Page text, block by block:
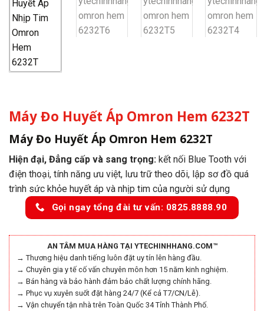
Máy Đo Huyết Áp Omron Hem 6232T
Máy Đo Huyết Áp Omron Hem 6232T
Hiện đại, Đẳng cấp và sang trọng: kết nối Blue Tooth với
điện thoại, tính năng ưu việt, lưu trữ theo dõi, lập sơ đồ quá
trình sức khỏe huyết áp và nhịp tim của người sử dụng
Gọi ngay tổng đài tư vấn: 0825.8888.90
AN TÂM MUA HÀNG TẠI YTECHINHHANG.COM™
→ Thương hiệu danh tiếng luôn đặt uy tín lên hàng đầu.
→ Chuyên gia y tế cố vấn chuyên môn hơn 15 năm kinh nghiệm.
→ Bán hàng và bảo hành đảm bảo chất lượng chính hãng.
→ Phục vụ xuyên suốt đặt hàng 24/7 (Kể cả T7/CN/Lễ).
→ Vận chuyển tận nhà trên Toàn Quốc 34 Tỉnh Thành Phố.